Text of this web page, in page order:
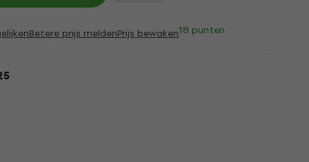
Betere prijs meldenPrijs bewaken18 punten